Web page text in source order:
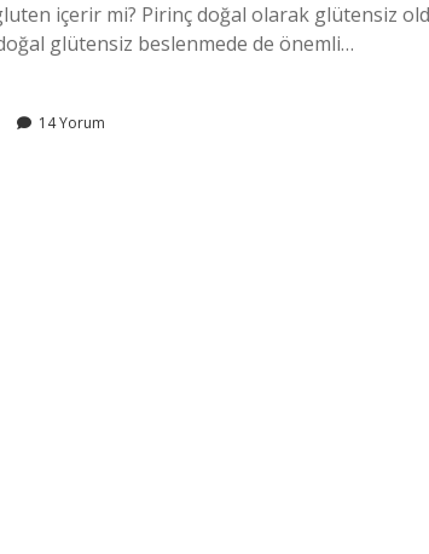
içerir mi? Pirinç doğal olarak glütensiz
glütensiz beslenmede de önemli…
14 Yorum